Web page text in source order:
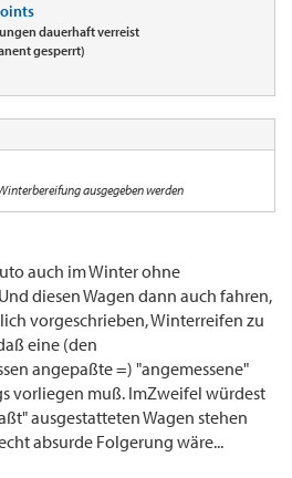
dauerhaft verreist
gesperrt)
ausgegeben werden
auch im Winter ohne
diesen Wagen dann auch fahren,
vorgeschrieben, Winterreifen zu
eine (den
angepaßte =) "angemessene"
vorliegen muß. ImZweifel würdest
ausgestatteten Wagen stehen
absurde Folgerung wäre...